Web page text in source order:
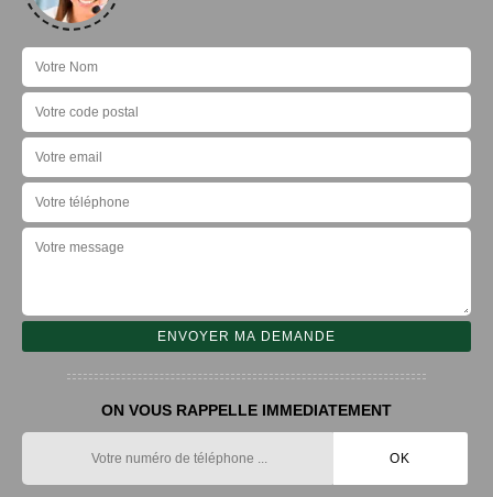
ON VOUS RAPPELLE IMMEDIATEMENT